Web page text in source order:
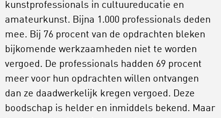
kunstprofessionals in cultuureducatie en
amateurkunst. Bijna 1.000 professionals deden
mee. Bij 76 procent van de opdrachten bleken
bijkomende werkzaamheden niet te worden
vergoed. De professionals hadden 69 procent
meer voor hun opdrachten willen ontvangen
dan ze daadwerkelijk kregen vergoed. Deze
boodschap is helder en inmiddels bekend. Maar